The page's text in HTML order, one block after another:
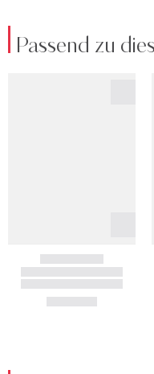
Passend zu